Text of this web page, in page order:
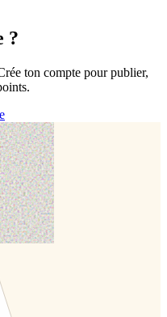
?
ton compte pour publier,